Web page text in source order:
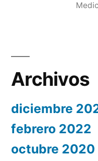
Archivos
diciembre
febrero 2022
octubre 2020